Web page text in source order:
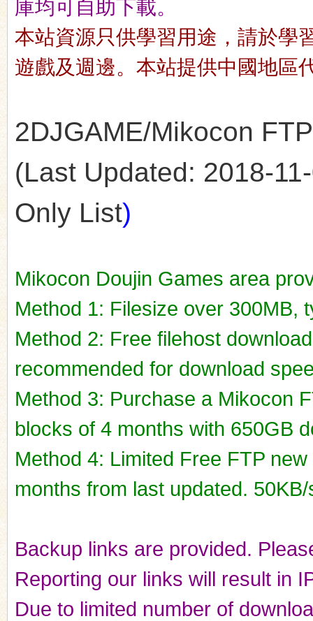
庫均可自助下載。
本站資源只供學習用途，請於學
遊戲及週邊。本站提供中國地區
2DJGAME/Mikocon
(Last Updated: 2018-
Only List)
Mikocon Doujin Games area
Method 1: Filesize over 300MB,
Method 2: Free filehost
recommended for download
Method 3: Purchase a Mikocon
blocks of 4 months with 650GB
Method 4: Limited Free FTP
months from last updated.
Backup links are provided.
Reporting our links will result in
Due to limited number of